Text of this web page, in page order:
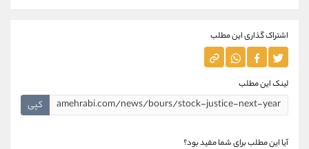
اشتراک گذاری این مطلب
لینک این مطلب
کپی
آیا این مطلب برای شما مفید بود؟